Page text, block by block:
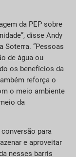
da PEP sobre
disse Andy
Soterra. “Pessoas
de água ou
os benefícios da
reforça o
o meio ambiente
da
para
e aproveitar
nesses barris